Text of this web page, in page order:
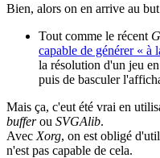
Bien, alors on en arrive au
Tout comme le récent
capable de générer « à
la résolution d'un jeu
puis de basculer
Mais ça, c'eut été vrai en
bufferou SVGAlib.
Avec Xorg, on est obligé
n'est pas capable de cela.